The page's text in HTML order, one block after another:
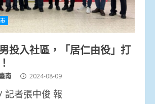
投入社區，「居仁由役」打
南 2024-08-09
記者張中俊 報